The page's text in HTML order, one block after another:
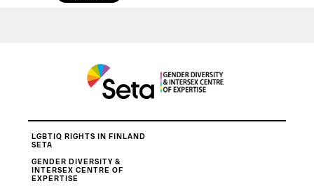
LGBTIQ RIGHTS IN FINLAND
SETA
GENDER DIVERSITY &
INTERSEX CENTRE OF
EXPERTISE